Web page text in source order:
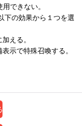
できない。
下の効果から１つを選
える。
示で特殊召喚する。